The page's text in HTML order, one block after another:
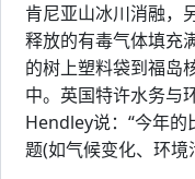
肯尼亚山冰川消融，
释放的有毒气体填充
的树上塑料袋到福岛
中。英国特许水务与
Hendley说：“今年
题(如气候变化、环